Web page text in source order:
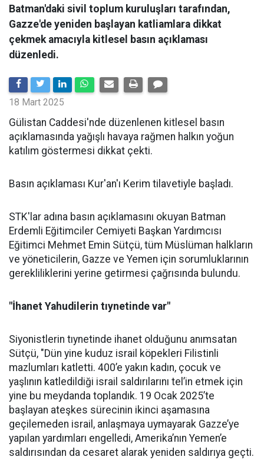
Batman'daki sivil toplum kuruluşları tarafından,
Gazze'de yeniden başlayan katliamlara dikkat
çekmek amacıyla kitlesel basın açıklaması
düzenledi.
18 Mart 2025
Gülistan Caddesi'nde düzenlenen kitlesel basın
açıklamasında yağışlı havaya rağmen halkın yoğun
katılım göstermesi dikkat çekti.
Basın açıklaması Kur'an'ı Kerim tilavetiyle başladı.
STK'lar adına basın açıklamasını okuyan Batman
Erdemli Eğitimciler Cemiyeti Başkan Yardımcısı
Eğitimci Mehmet Emin Sütçü, tüm Müslüman halkların
ve yöneticilerin, Gazze ve Yemen için sorumluklarının
gerekliliklerini yerine getirmesi çağrısında bulundu.
"İhanet Yahudilerin tıynetinde var"
Siyonistlerin tıynetinde ihanet olduğunu anımsatan
Sütçü, "Dün yine kuduz israil köpekleri Filistinli
mazlumları katletti. 400’e yakın kadın, çocuk ve
yaşlının katledildiği israil saldırılarını tel’in etmek için
yine bu meydanda toplandık. 19 Ocak 2025’te
başlayan ateşkes sürecinin ikinci aşamasına
geçilemeden israil, anlaşmaya uymayarak Gazze’ye
yapılan yardımları engelledi, Amerika’nın Yemen’e
saldırısından da cesaret alarak yeniden saldırıya geçti.